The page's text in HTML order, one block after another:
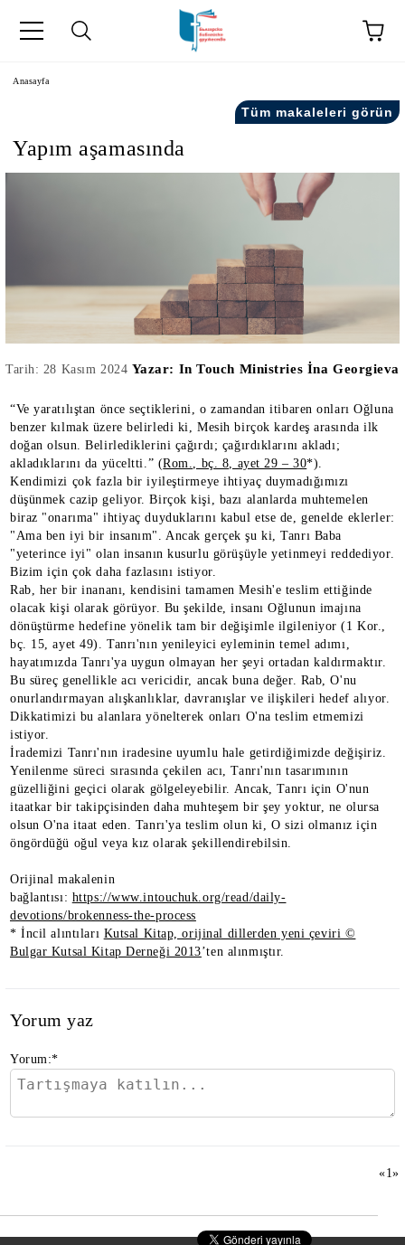
на турски.
Anasayfa
Tüm makaleleri görün
Yapım aşamasında
Tarih: 28 Kasım 2024 Yazar: In Touch Ministries İna Georgieva
“Ve yaratılıştan önce seçtiklerini, o zamandan itibaren onları Oğluna
benzer kılmak üzere belirledi ki, Mesih birçok kardeş arasında ilk
doğan olsun. Belirlediklerini çağırdı; çağırdıklarını akladı;
akladıklarını da yüceltti.” (Rom., bç. 8, ayet 29 – 30*).
Kendimizi çok fazla bir iyileştirmeye ihtiyaç duymadığımızı
düşünmek cazip geliyor. Birçok kişi, bazı alanlarda muhtemelen
biraz "onarıma" ihtiyaç duyduklarını kabul etse de, genelde eklerler:
"Ama ben iyi bir insanım". Ancak gerçek şu ki, Tanrı Baba
"yeterince iyi" olan insanın kusurlu görüşüyle yetinmeyi reddediyor.
Bizim için çok daha fazlasını istiyor.
Rab, her bir inananı, kendisini tamamen Mesih'e teslim ettiğinde
olacak kişi olarak görüyor. Bu şekilde, insanı Oğlunun imajına
dönüştürme hedefine yönelik tam bir değişimle ilgileniyor (1 Kor.,
bç. 15, ayet 49). Tanrı'nın yenileyici eyleminin temel adımı,
hayatımızda Tanrı'ya uygun olmayan her şeyi ortadan kaldırmaktır.
Bu süreç genellikle acı vericidir, ancak buna değer. Rab, O'nu
onurlandırmayan alışkanlıklar, davranışlar ve ilişkileri hedef alıyor.
Dikkatimizi bu alanlara yönelterek onları O'na teslim etmemizi
istiyor.
İrademizi Tanrı'nın iradesine uyumlu hale getirdiğimizde değişiriz.
Yenilenme süreci sırasında çekilen acı, Tanrı'nın tasarımının
güzelliğini geçici olarak gölgeleyebilir. Ancak, Tanrı için O'nun
itaatkar bir takipçisinden daha muhteşem bir şey yoktur, ne olursa
olsun O'na itaat eden. Tanrı'ya teslim olun ki, O sizi olmanız için
öngördüğü oğul veya kız olarak şekillendirebilsin.
Orijinal makalenin
bağlantısı: https://www.intouchuk.org/read/daily-
devotions/brokenness-the-process
* İncil alıntıları Kutsal Kitap, orijinal dillerden yeni çeviri ©
Bulgar Kutsal Kitap Derneği 2013’ten alınmıştır.
Yorum yaz
Yorum:*
«1»